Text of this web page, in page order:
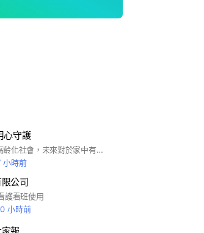
心守護
台灣已邁入高齡化社會，未來對於家中有長者而子女無暇陪伴或生活失能需要專業照顧的家庭愈來愈重要．心護看護也感同身受，也都為人子女，我們從家人的角度出發 秉持為需要的家庭提供最優質的照顧服務讓您、安心、放心。 心護看護管理顧問中心 台灣看護vs外勞仲介 0910----067208 0928----067198陳小姐 http://www.xinhu.com.tw
小時前
公司
護看班使用
小時前
報